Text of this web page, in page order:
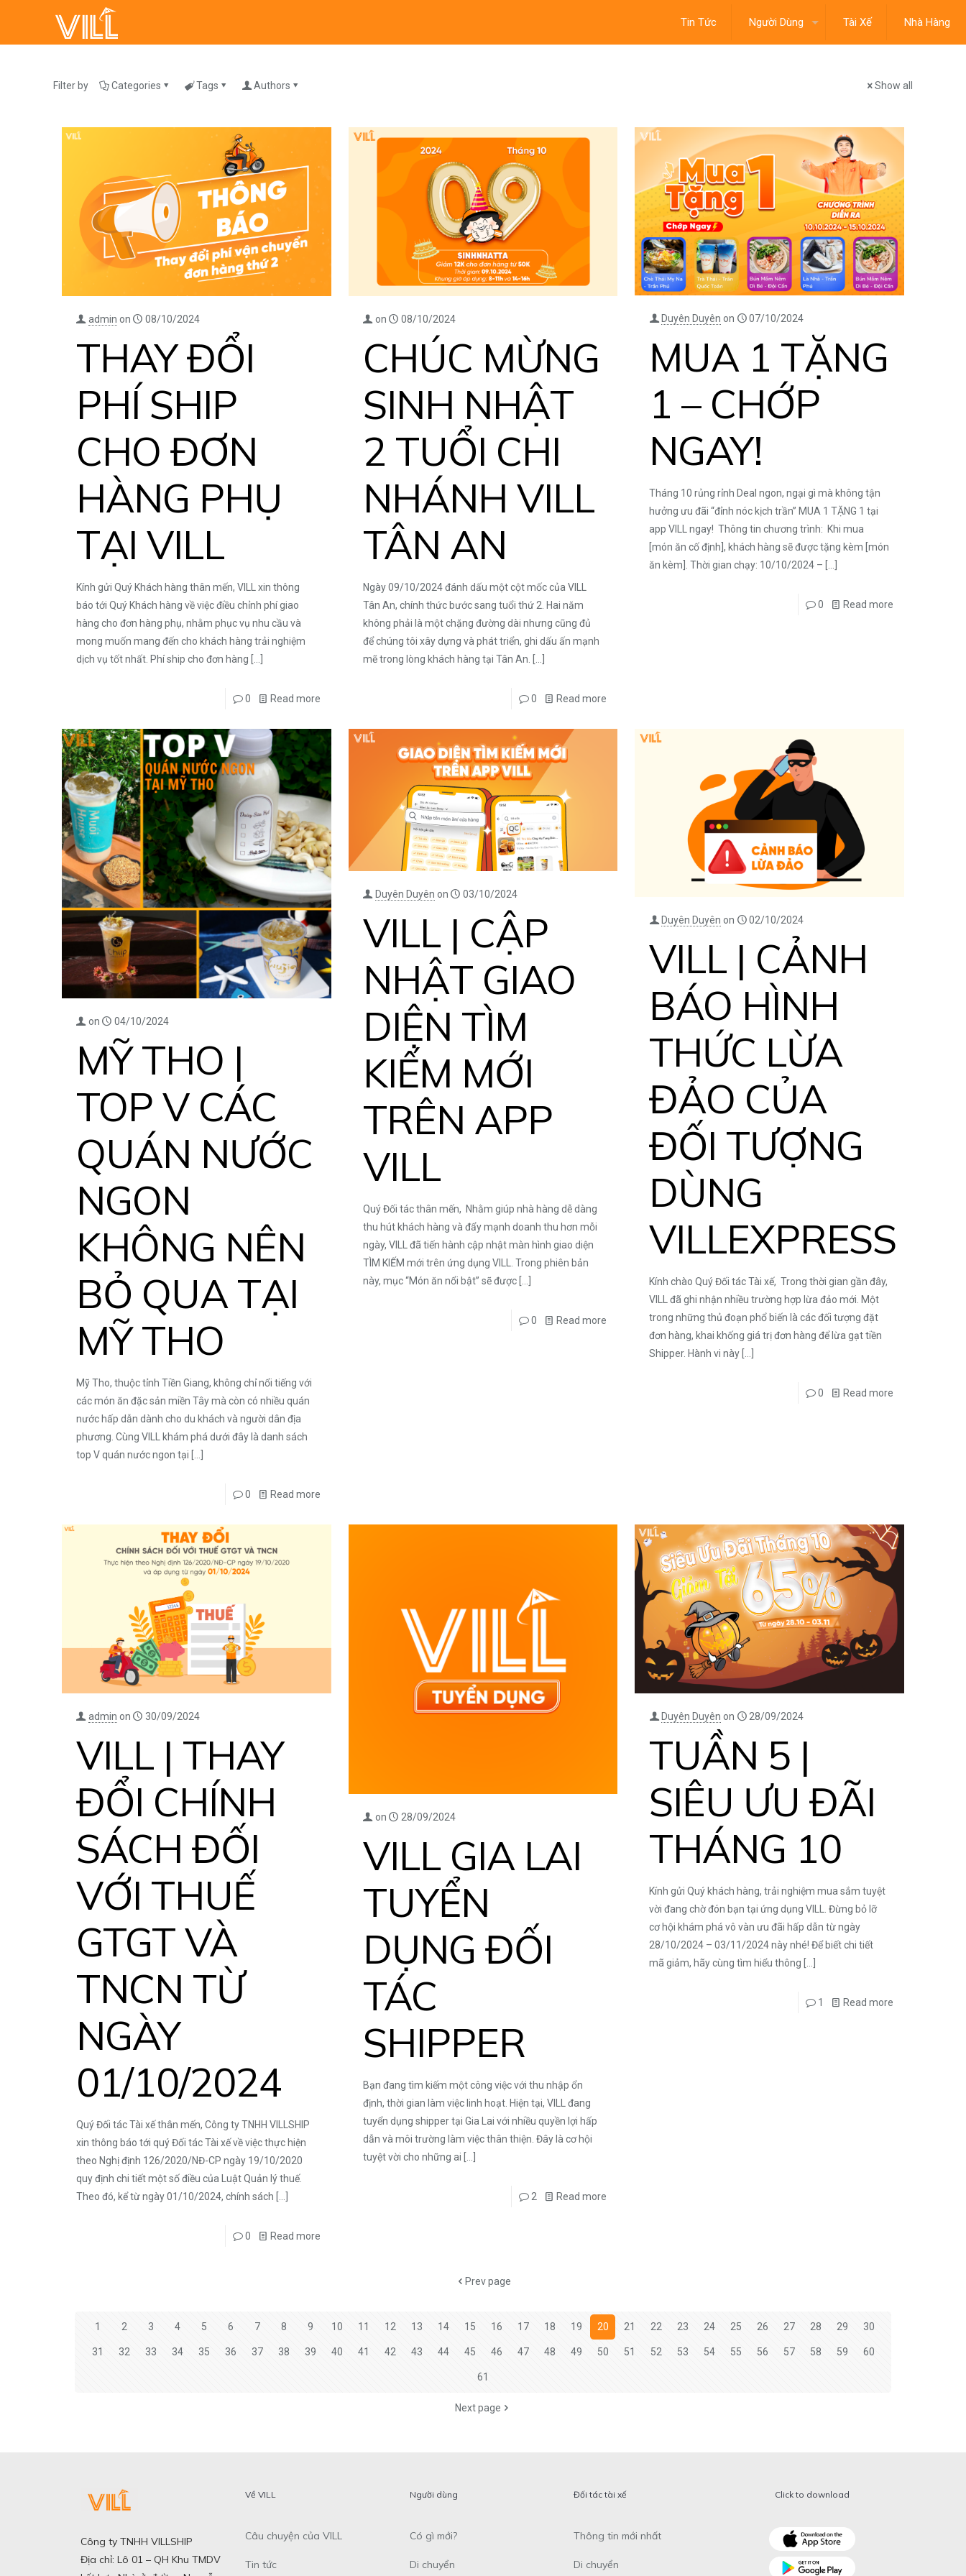
Tin Tức Người Dùng Tài Xế Nhà Hàng
Filter by Categories Tags Authors Show all
admin on 08/10/2024
THAY ĐỔI
PHÍ SHIP
CHO ĐƠN
HÀNG PHỤ
TẠI VILL
Kính gửi Quý Khách hàng thân mến, VILL xin thông
báo tới Quý Khách hàng về việc điều chỉnh phí giao
hàng cho đơn hàng phụ, nhằm phục vụ nhu cầu và
mong muốn mang đến cho khách hàng trải nghiệm
dịch vụ tốt nhất. Phí ship cho đơn hàng
0 Read more
on 08/10/2024
CHÚC MỪNG
SINH NHẬT
2 TUỔI CHI
NHÁNH VILL
TÂN AN
Ngày 09/10/2024 đánh dấu một cột mốc của VILL
Tân An, chính thức bước sang tuổi thứ 2. Hai năm
không phải là một chặng đường dài nhưng cũng đủ
để chúng tôi xây dựng và phát triển, ghi dấu ấn mạnh
mẽ trong lòng khách hàng tại Tân An.
0 Read more
Duyên Duyên on 07/10/2024
MUA 1 TẶNG
1 – CHỚP
NGAY!
Tháng 10 rủng rỉnh Deal ngon, ngại gì mà không tận
hưởng ưu đãi “đỉnh nóc kịch trần” MUA 1 TẶNG 1 tại
app VILL ngay! Thông tin chương trình: Khi mua
[món ăn cố định], khách hàng sẽ được tặng kèm [món
ăn kèm]. Thời gian chạy: 10/10/2024 – […]
0 Read more
on 04/10/2024
MỸ THO |
TOP V CÁC
QUÁN NƯỚC
NGON
KHÔNG NÊN
BỎ QUA TẠI
MỸ THO
Mỹ Tho, thuộc tỉnh Tiền Giang, không chỉ nổi tiếng với
các món ăn đặc sản miền Tây mà còn có nhiều quán
nước hấp dẫn dành cho du khách và người dân địa
phương. Cùng VILL khám phá dưới đây là danh sách
top V quán nước ngon tại
0 Read more
Duyên Duyên on 03/10/2024
VILL | CẬP
NHẬT GIAO
DIỆN TÌM
KIẾM MỚI
TRÊN APP
VILL
Quý Đối tác thân mến, Nhằm giúp nhà hàng dễ dàng
thu hút khách hàng và đẩy mạnh doanh thu hơn mỗi
ngày, VILL đã tiến hành cập nhật màn hình giao diện
TÌM KIẾM mới trên ứng dụng VILL. Trong phiên bản
này, mục “Món ăn nổi bật” sẽ được[…]
0 Read more
Duyên Duyên on 02/10/2024
VILL | CẢNH
BÁO HÌNH
THỨC LỪA
ĐẢO CỦA
ĐỐI TƯỢNG
DÙNG
VILLEXPRESS
Kính chào Quý Đối tác Tài xế, Trong thời gian gần đây,
VILL đã ghi nhận nhiều trường hợp lừa đảo mới. Một
trong những thủ đoạn phổ biến là các đối tượng đặt
đơn hàng, khai khống giá trị đơn hàng để lừa gạt tiền
Shipper. Hành vi này
0 Read more
admin on 30/09/2024
VILL | THAY
ĐỔI CHÍNH
SÁCH ĐỐI
VỚI THUẾ
GTGT VÀ
TNCN TỪ
NGÀY
01/10/2024
Quý Đối tác Tài xế thân mến, Công ty TNHH VILLSHIP
xin thông báo tới quý Đối tác Tài xế về việc thực hiện
theo Nghị định 126/2020/NĐ-CP ngày 19/10/2020
quy định chi tiết một số điều của Luật Quản lý thuế.
Theo đó, kể từ ngày 01/10/2024, chính sách […]
0 Read more
on 28/09/2024
VILL GIA LAI
TUYỂN
DỤNG ĐỐI
TÁC
SHIPPER
Bạn đang tìm kiếm một công việc với thu nhập ổn
định, thời gian làm việc linh hoạt. Hiện tại, VILL đang
tuyển dụng shipper tại Gia Lai với nhiều quyền lợi hấp
dẫn và môi trường làm việc thân thiện. Đây là cơ hội
tuyệt vời cho những ai
2 Read more
Duyên Duyên on 28/09/2024
TUẦN 5 |
SIÊU ƯU ĐÃI
THÁNG 10
Kính gửi Quý khách hàng, trải nghiệm mua sắm tuyệt
vời đang chờ đón bạn tại ứng dụng VILL. Đừng bỏ lỡ
cơ hội khám phá vô vàn ưu đãi hấp dẫn từ ngày
28/10/2024 – 03/11/2024 này nhé! Để biết chi tiết
mã giảm, hãy cùng tìm hiểu thông […]
1 Read more
Prev page
1 2 3 4 5 6 7 8 9 10 11 12 13 14 15 16 17 18 19 20 21 22 23 24 25 26 27 28 29 30
31 32 33 34 35 36 37 38 39 40 41 42 43 44 45 46 47 48 49 50 51 52 53 54 55 56 57 58 59 60
61
Next page
Công ty TNHH VILLSHIP
Địa chỉ: Lô 01 – QH Khu TMDV
Về VILL
Câu chuyện của VILL
Tin tức
Người dùng
Có gì mới?
Di chuyển
Đối tác tài xế
Thông tin mới nhất
Di chuyển
Click to download